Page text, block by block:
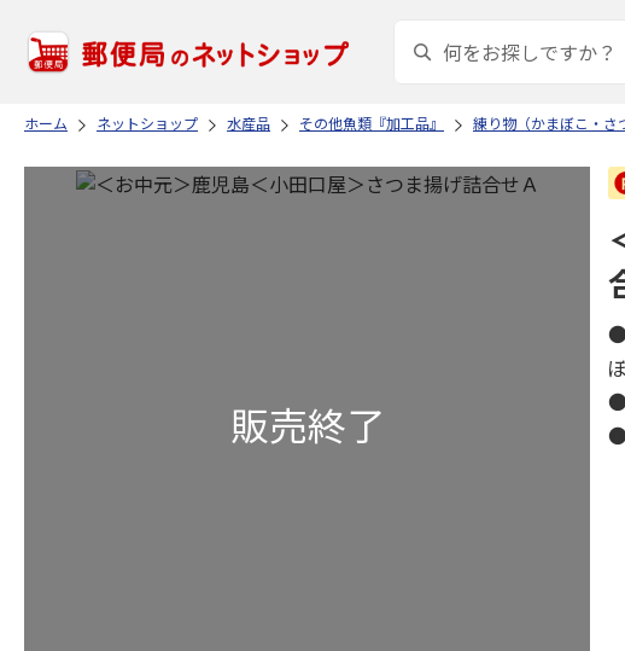
ホーム ネットショップ 水産品 その他魚類『加工品』 練り物（かまぼこ・さ
●
●
●